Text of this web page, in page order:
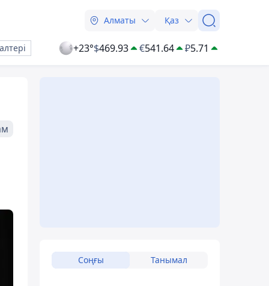
Алматы Қаз
+23°$469.93 €541.64 ₽5.71
Соңғы Танымал